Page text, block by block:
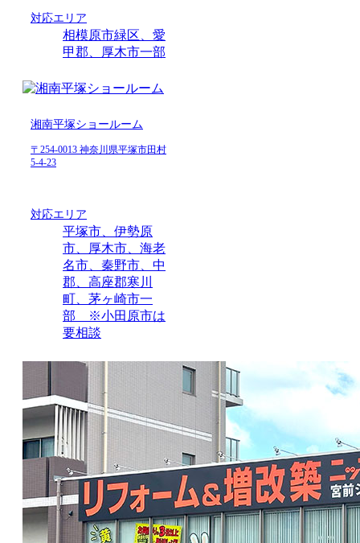
対応エリア
相模原市緑区、愛
甲郡、厚木市一部
湘南平塚ショールーム
〒254-0013 神奈川県平塚市田村
5-4-23
対応エリア
平塚市、伊勢原
市、厚木市、海老
名市、秦野市、中
郡、高座郡寒川
町、茅ヶ崎市一
部 ※小田原市は
要相談